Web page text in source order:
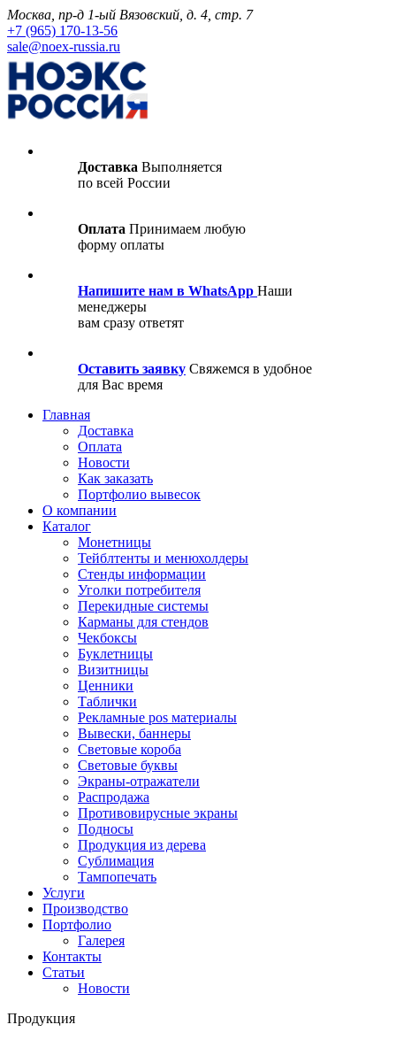
Москва, пр-д 1-ый Вязовский, д. 4, стр. 7
+7 (965) 170-13-56
sale@noex-russia.ru
Доставка Выполняется
по всей России
Оплата Принимаем любую
форму оплаты
Напишите нам в WhatsApp Наши
менеджеры
вам сразу ответят
Оставить заявку Свяжемся в удобное
для Вас время
Главная
Доставка
Оплата
Новости
Как заказать
Портфолио вывесок
О компании
Каталог
Монетницы
Тейблтенты и менюхолдеры
Стенды информации
Уголки потребителя
Перекидные системы
Карманы для стендов
Чекбоксы
Буклетницы
Визитницы
Ценники
Таблички
Рекламные pos материалы
Вывески, баннеры
Световые короба
Световые буквы
Экраны-отражатели
Распродажа
Противовирусные экраны
Подносы
Продукция из дерева
Сублимация
Тампопечать
Услуги
Производство
Портфолио
Галерея
Контакты
Статьи
Новости
Продукция